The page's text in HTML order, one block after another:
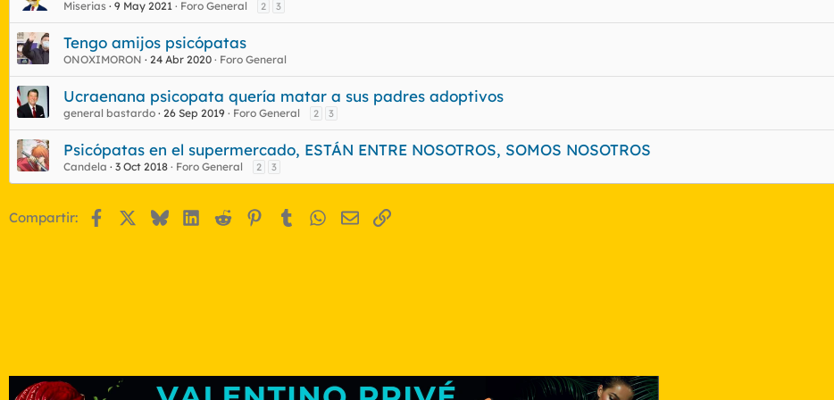
Miserias 9 May 2021 Foro General 2 3
Tengo amijos psicópatas
ONOXIMORON 24 Abr 2020 Foro General
Ucraenana psicopata quería matar a sus padres adoptivos
general bastardo 26 Sep 2019 Foro General 2 3
Psicópatas en el supermercado, ESTÁN ENTRE NOSOTROS, SOMOS NOSOTROS
Candela 3 Oct 2018 Foro General 2 3
Compartir: FacebookBlueskyLinkedIn
Reddit Pinterest
Tumblr WhatsApp
EmailEnlace